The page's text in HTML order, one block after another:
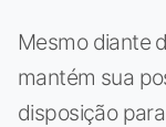
Mesmo diante
mantém sua
disposição